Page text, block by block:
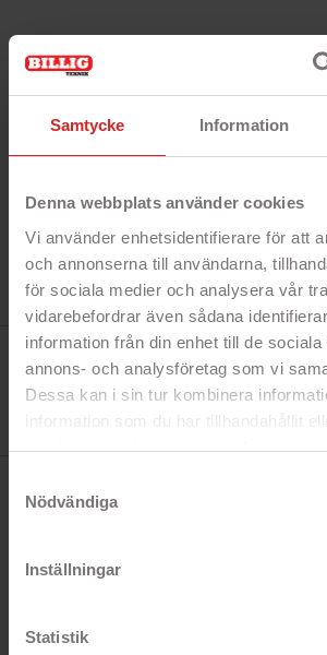
Samtycke Information
Denna webbplats använder cookies
Vi använder enhetsidentifierare för att
och annonserna till användarna,
för sociala medier och analysera vår
vidarebefordrar även sådana
information från din enhet till de sociala
annons- och analysföretag som vi
Dessa kan i sin tur kombinera
information som du har tillhandahållit
samlat in när du har använt deras
Nödvändiga
Inställningar
Statistik
Tillverkare:
Hewlett Packard
3YL79AE
I lager
HP bläckpatron HP 912 Gul
till HP Officejet och Officejet Pro-
- Utskrifter: Upp till 315 sidor